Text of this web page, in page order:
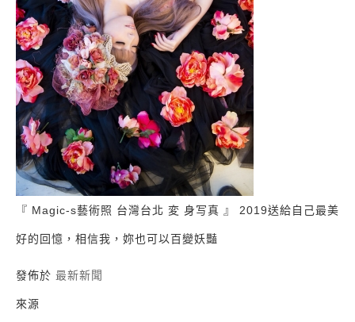
『 Magic-s藝術照 台灣台北 変 身写真 』 2019送給自己最美
好的回憶，相信我，妳也可以百變妖豔
發佈於 最新新聞
來源